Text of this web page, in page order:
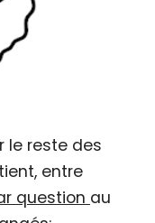
le reste des
entre
question au